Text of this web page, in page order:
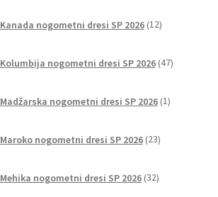
Kanada nogometni dresi SP 2026 12izdelkov
Kolumbija nogometni dresi SP 2026 47izdelkov
Madžarska nogometni dresi SP 2026 1izdelek
Maroko nogometni dresi SP 2026 23izdelkov
Mehika nogometni dresi SP 2026 32izdelkov